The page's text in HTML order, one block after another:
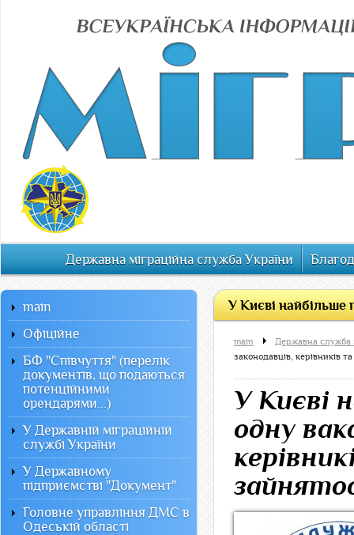
Державна міграційна служба України
У Києві найбільше
main
Державна служба
законодавців, керівників
У Києві
одну
main
Офiцiйне
БФ "Співчуття" (перелік
документів, що подаються
потенційними
орендарями...)
У Державній міграційній
службі України
У Державному
підприємстві "Документ"
Головне управління ДМС в
Одеській області